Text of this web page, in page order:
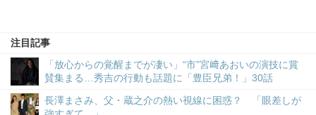
注目記事
「放心からの覚醒までが凄い」“市”宮﨑あおいの演技に賞
賛集まる…秀吉の行動も話題に「豊臣兄弟！」30話
長澤まさみ、父・蔵之介の熱い視線に困惑？ 「眼差しが